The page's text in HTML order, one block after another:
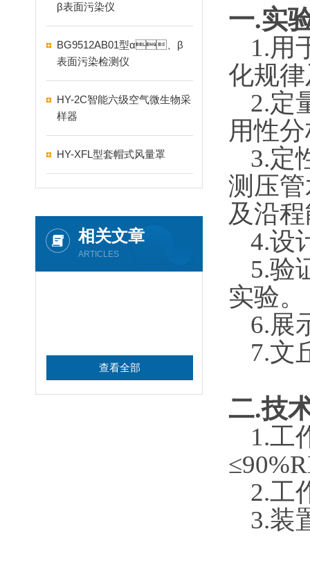
β表面污染仪
BG9512AB01型α、β
表面污染检测仪
HY-2C智能六级空气微生物采
样器
HY-XFL型套帽式风量罩
相关文章
ARTICLES
查看全部
一.实
1.用
化规律
2.定
用性分
3.定
测压管
及沿程
4.设
5.验
实验。
6.展
7.文
二.技
1.工
≤
2.工
3.装